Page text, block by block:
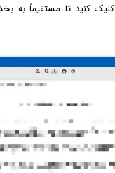
کلیک کنید تا مستقیماً به